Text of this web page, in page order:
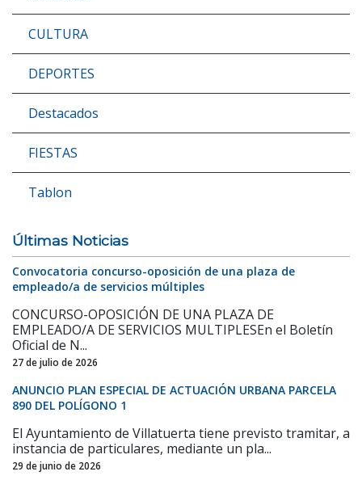
CULTURA
DEPORTES
Destacados
FIESTAS
Tablon
Últimas Noticias
Convocatoria concurso-oposición de una plaza de
empleado/a de servicios múltiples
CONCURSO-OPOSICIÓN DE UNA PLAZA DE
EMPLEADO/A DE SERVICIOS MULTIPLESEn el Boletín
Oficial de N...
27 de julio de 2026
ANUNCIO PLAN ESPECIAL DE ACTUACIÓN URBANA PARCELA
890 DEL POLÍGONO 1
El Ayuntamiento de Villatuerta tiene previsto tramitar, a
instancia de particulares, mediante un pla...
29 de junio de 2026